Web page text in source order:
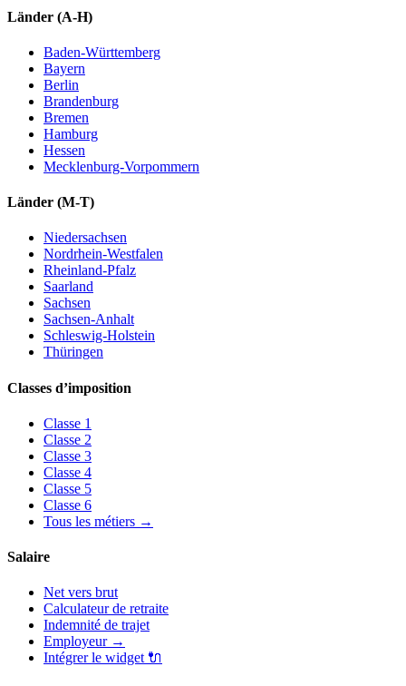
Länder (A-H)
Baden-Württemberg
Bayern
Berlin
Brandenburg
Bremen
Hamburg
Hessen
Mecklenburg-Vorpommern
Länder (M-T)
Niedersachsen
Nordrhein-Westfalen
Rheinland-Pfalz
Saarland
Sachsen
Sachsen-Anhalt
Schleswig-Holstein
Thüringen
Classes d’imposition
Classe 1
Classe 2
Classe 3
Classe 4
Classe 5
Classe 6
Tous les métiers →
Salaire
Net vers brut
Calculateur de retraite
Indemnité de trajet
Employeur→
Intégrer le widget🔌